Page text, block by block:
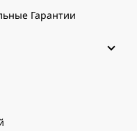
Гарантии